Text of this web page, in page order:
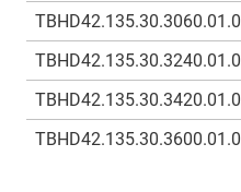
TBHD42.135.30.3060.01.0
TBHD42.135.30.3240.01.0
TBHD42.135.30.3420.01.0
TBHD42.135.30.3600.01.0